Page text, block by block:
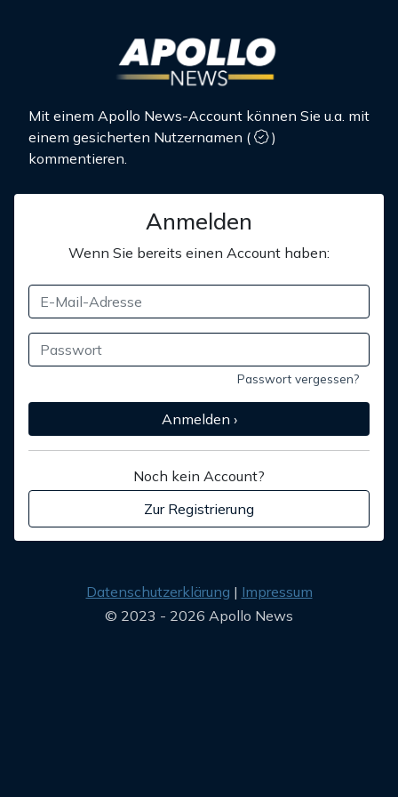
Mit einem Apollo News-Account können Sie u.a. mit
einem gesicherten Nutzernamen (
)
kommentieren.
Anmelden
Wenn Sie bereits einen Account haben:
Passwort vergessen?
Anmelden ›
Noch kein Account?
Zur Registrierung
Datenschutzerklärung
Impressum
© 2023 - 2026 Apollo News